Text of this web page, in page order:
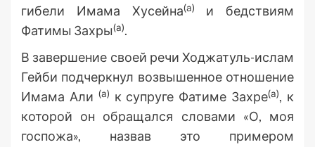
гибели Имама Хусейна(а)
и бедствиям
Фатимы Захры(а).
В завершение своей речи Ходжатуль-ислам
Гейби подчеркнул возвышенное отношение
Имама Али (а) к супруге Фатиме Захре(а), к
которой он обращался словами «О, моя
госпожа», назвав это примером